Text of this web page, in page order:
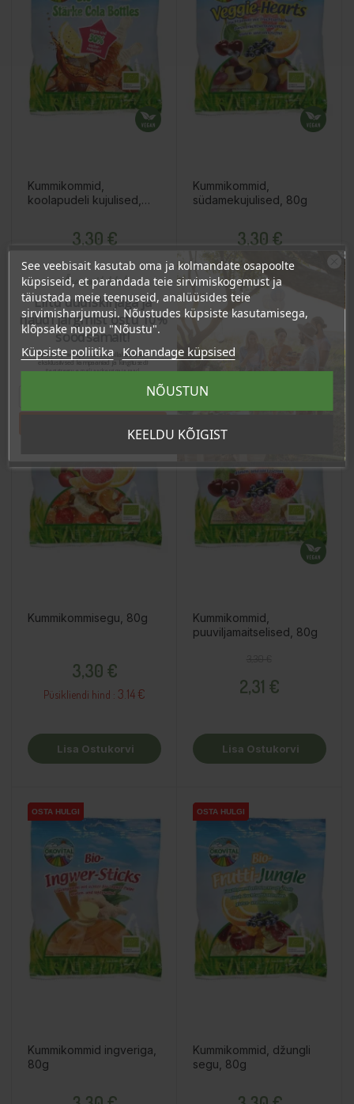
Kummikommid,
koolapudeli kujulised,
3,30 €
Püsikliendi hind :3.14 €
Lisa Ostukorvi
Kummikommid,
südamekujulised, 80g
3,30 €
Püsikliendi hind :3.14 €
Lisa Ostukorvi
Kummikommisegu, 80g
3,30 €
Püsikliendi hind : 3.14 €
Lisa Ostukorvi
Kummikommid,
puuviljamaitselised, 80g
2,31 €
Lisa Ostukorvi
OSTA HULGI
OSTA HULGI
OSTA HULGI
Kummikommid ingveriga,
80g
OSTA HULGI
OSTA HULGI
OSTA HULGI
Kummikommid, džungli
segu, 80g
See veebisait kasutab oma ja kolmandate osapoolte
küpsiseid, et parandada teie sirvimiskogemust ja
täiustada meie teenuseid, analüüsides teie
sirvimisharjumusi. Nõustudes küpsiste kasutamisega,
klõpsake nuppu "Nõustu".
Küpsiste poliitika Kohandage küpsised
KEELDU KÕIGIST
NÕUSTUN
Ära veel lahku!
Liitu uudiskirjaga ja
naudi järgmist ostu 10%
soodsamalt!
Sind ootavad spetsiaalsed allahindlused,
eksklusiivsed kampaaniad ja kingitused!
Registreeru e-maili aadressiga ja saad